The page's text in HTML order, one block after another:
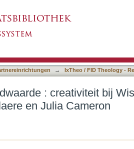
→ IxTheo / FID Theology -
: creativiteit bij
en Julia Cameron